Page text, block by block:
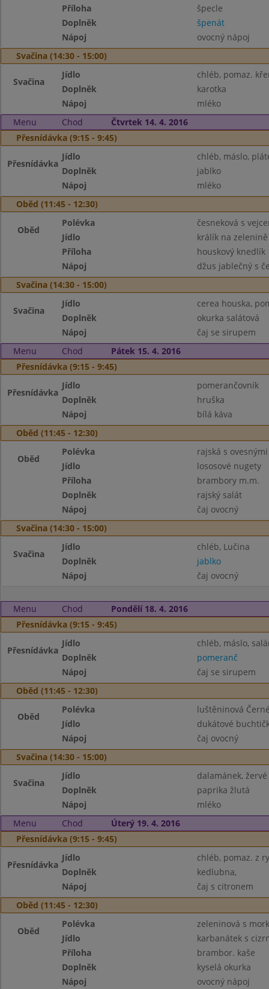
Příloha
špecle
Doplněk
špenát
Nápoj
ovocný nápoj
Svačina (14:30 - 15:00)
Svačina
Jídlo
chléb, pomaz.
Doplněk
karotka
Nápoj
mléko
Menu
Chod
Čtvrtek 14. 4. 2016
Přesnídávka (9:15 - 9:45)
Přesnídávka
Jídlo
chléb, máslo,
Doplněk
jablko
Nápoj
mléko
Oběd (11:45 - 12:30)
Oběd
Polévka
česneková s
Jídlo
králík na zelenině
Příloha
houskový knedlík
Nápoj
džus jablečný s
Svačina (14:30 - 15:00)
Svačina
Jídlo
cerea houska,
Doplněk
okurka salátová
Nápoj
čaj se sirupem
Menu
Chod
Pátek 15. 4. 2016
Přesnídávka (9:15 - 9:45)
Přesnídávka
Jídlo
pomerančovník
Doplněk
hruška
Nápoj
bílá káva
Oběd (11:45 - 12:30)
Oběd
Polévka
rajská s
Jídlo
lososové nugety
Příloha
brambory m.m.
Doplněk
rajský salát
Nápoj
čaj ovocný
Svačina (14:30 - 15:00)
Svačina
Jídlo
chléb, Lučina
Doplněk
jablko
Nápoj
čaj ovocný
Menu Chod
Pondělí 18. 4. 2016
Přesnídávka (9:15 - 9:45)
Přesnídávka
Jídlo
chléb, máslo,
Doplněk
pomeranč
Nápoj
čaj se sirupem
Oběd (11:45 - 12:30)
Oběd
Polévka
luštěninová
Jídlo
dukátové
Nápoj
čaj ovocný
Svačina (14:30 - 15:00)
Svačina
Jídlo
dalamánek, žervé
Doplněk
paprika žlutá
Nápoj
mléko
Menu
Chod
Úterý 19. 4. 2016
Přesnídávka (9:15 - 9:45)
Přesnídávka
Jídlo
chléb, pomaz. z
Doplněk
kedlubna,
Nápoj
čaj s citronem
Oběd (11:45 - 12:30)
Oběd
Polévka
zeleninová s
Jídlo
karbanátek s
Příloha
brambor. kaše
Doplněk
kyselá okurka
Nápoj
ovocný nápoj